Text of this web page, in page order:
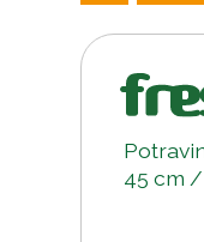
45 cm